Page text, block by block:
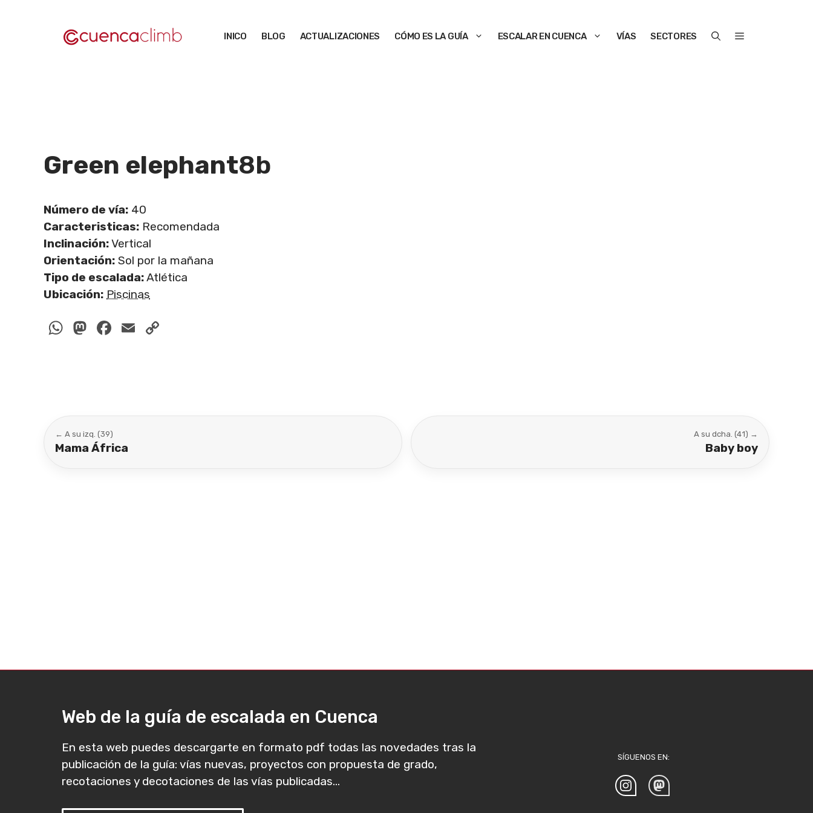
INICO BLOG ACTUALIZACIONES CÓMO ES LA GUÍA ESCALAR EN CUENCA VÍAS SECTORES
Green elephant8b
Número de vía: 40
Caracteristicas: Recomendada
Inclinación:Vertical
Orientación: Sol por la mañana
Tipo de escalada:Atlética
Ubicación: Piscinas
WhatsApp
Mastodon
Facebook
Email
← A su izq. (39)
Mama África
A su dcha. (41) →
Baby boy
Web de la guía de escalada en Cuenca
En esta web puedes descargarte en formato pdf todas las novedades tras la
publicación de la guía: vías nuevas, proyectos con propuesta de grado,
recotaciones y decotaciones de las vías publicadas...
SÍGUENOS EN: